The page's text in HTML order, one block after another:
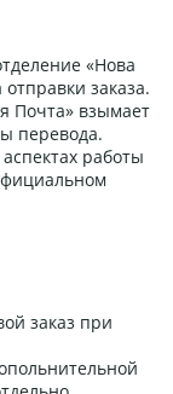
«Нова
заказа.
Почта» взымает
перевода.
работы
заказ при